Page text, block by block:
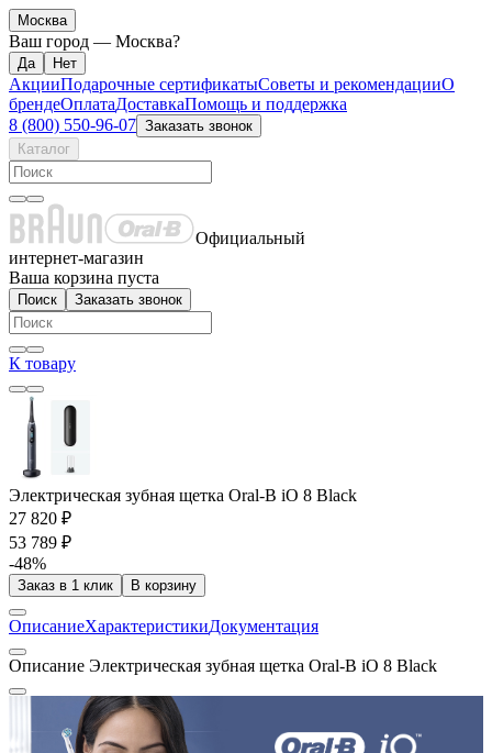
Москва
Ваш город — Москва?
АкцииПодарочные сертификатыСоветы и рекомендацииО
брендеОплатаДоставкаПомощь и поддержка
8 (800) 550-96-07 Заказать звонок
Каталог
Официальный
интернет-магазин
Ваша корзина пуста
Поиск Заказать звонок
К товару
Электрическая зубная щетка Oral-B iO 8 Black
27 820 ₽
53 789 ₽
-48%
Заказ в 1 клик В корзину
ОписаниеХарактеристикиДокументация
Описание Электрическая зубная щетка Oral-B iO 8 Black